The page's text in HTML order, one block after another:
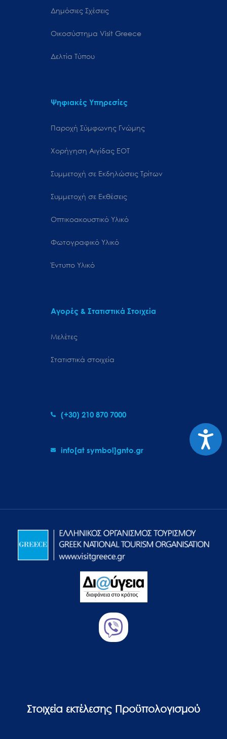
Δημόσιες Σχέσεις
Oικοσύστημα Visit Greece
Δελτία Τύπου
Ψηφιακές Υπηρεσίες
Παροχή Σύμφωνης Γνώμης
Χορήγηση Αιγίδας ΕΟΤ
Συμμετοχή σε Εκδηλώσεις Τρίτων
Συμμετοχή σε Εκθέσεις
Οπτικοακουστικό Υλικό
Φωτογραφικό Υλικό
Έντυπο Υλικό
Αγορές & Στατιστικά Στοιχεία
Μελέτες
Στατιστικά στοιχεία
(+30) 210 870 7000
info[at symbol]gnto.gr
Στοιχεία εκτέλεσης Προϋπολογισμού